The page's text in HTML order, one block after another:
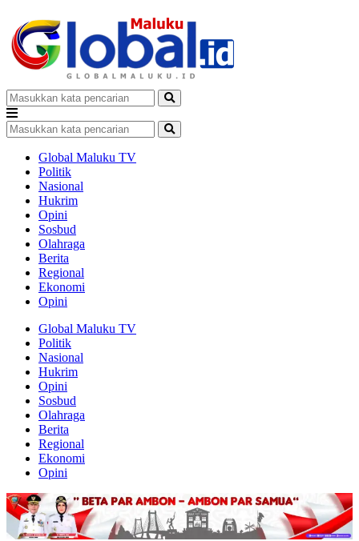
Global Maluku TV
Politik
Nasional
Hukrim
Opini
Sosbud
Olahraga
Berita
Regional
Ekonomi
Opini
Global Maluku TV
Politik
Nasional
Hukrim
Opini
Sosbud
Olahraga
Berita
Regional
Ekonomi
Opini